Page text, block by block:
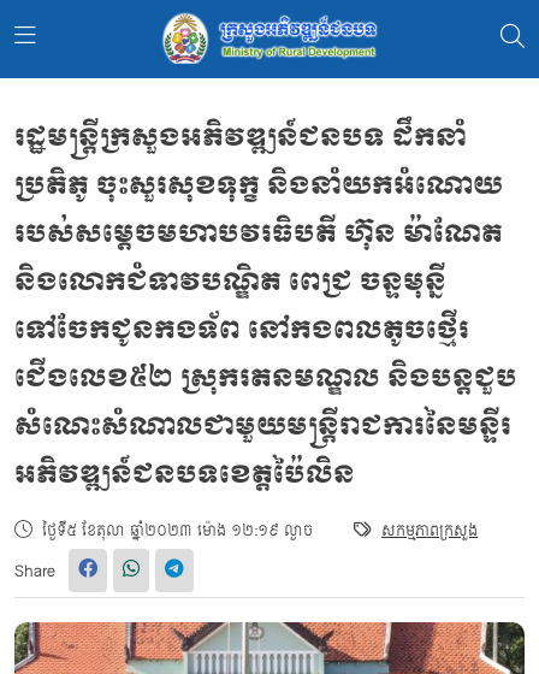
រដ្ឋមន្រ្ដីក្រសួងអភិវឌ្ឍន៍ជនបទ ដឹកនាំ
ប្រតិភូ ចុះសួរសុខទុក្ខ និងនាំយកអំណោយ
របស់សម្ដេចមហាបវរធិបតី ហ៊ុន ម៉ាណែត
និងលោកជំទាវបណ្ឌិត ពេជ្រ ចន្ទមុន្នី
ទៅចែកជូនកងទ័ព នៅកងពលតូចថ្មើរ
ជើងលេខ៥២ ស្រុករតនមណ្ឌល និងបន្តជួប
សំណេះសំណាលជាមួយមន្រ្ដីរាជការនៃមន្ទីរ
អភិវឌ្ឍន៍ជនបទខេត្តប៉ៃលិន
ថ្ងៃទី៥ ខែតុលា ឆ្នាំ២០២៣ ម៉ោង ១២:១៩ ល្ងាច សកម្មភាពក្រសួង
Share